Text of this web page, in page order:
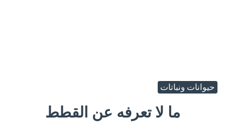
حيوانات ونباتات
ما لا تعرفه عن القطط